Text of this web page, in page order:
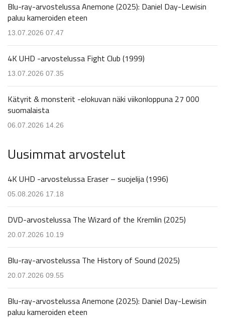
Blu-ray-arvostelussa Anemone (2025): Daniel Day-Lewisin
paluu kameroiden eteen
13.07.2026 07.47
4K UHD -arvostelussa Fight Club (1999)
13.07.2026 07.35
Kätyrit & monsterit -elokuvan näki viikonloppuna 27 000
suomalaista
06.07.2026 14.26
Uusimmat arvostelut
4K UHD -arvostelussa Eraser – suojelija (1996)
05.08.2026 17.18
DVD-arvostelussa The Wizard of the Kremlin (2025)
20.07.2026 10.19
Blu-ray-arvostelussa The History of Sound (2025)
20.07.2026 09.55
Blu-ray-arvostelussa Anemone (2025): Daniel Day-Lewisin
paluu kameroiden eteen